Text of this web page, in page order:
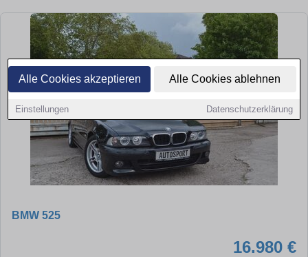
Alle Cookies akzeptieren Alle Cookies ablehnen
Einstellungen Datenschutzerklärung
BMW 525
16.980 €